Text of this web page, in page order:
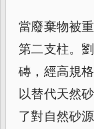
當廢棄物被
第二支柱。
磚，經高規
以替代天然
了對自然砂